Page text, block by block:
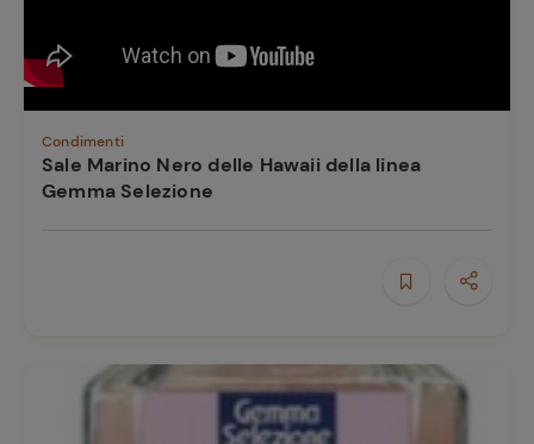
Condimenti
Sale Marino Nero delle Hawaii della linea
Gemma Selezione